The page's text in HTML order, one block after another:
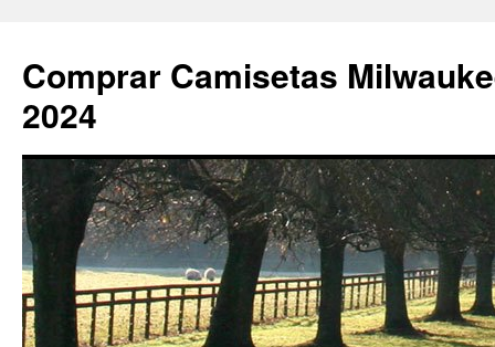
Comprar Camisetas
2024